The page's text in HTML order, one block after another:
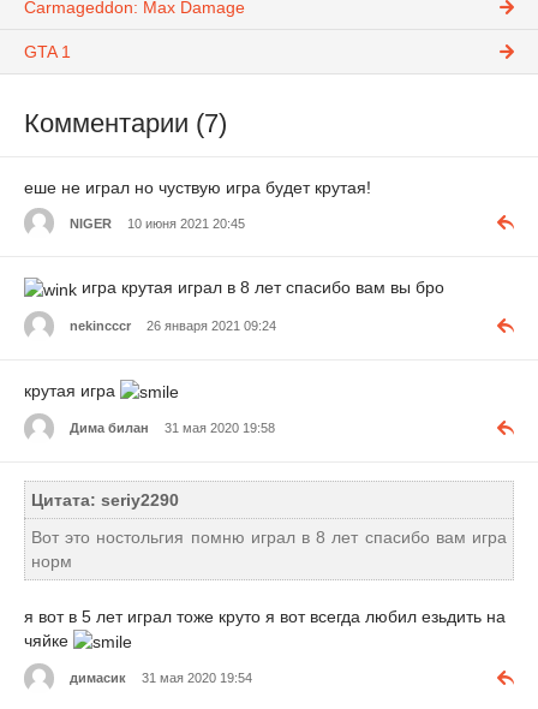
Carmageddon: Max Damage
GTA 1
Комментарии (7)
еше не играл но чуствую игра будет крутая!
NIGER 10 июня 2021 20:45
игра крутая играл в 8 лет спасибо вам вы бро
nekincccr 26 января 2021 09:24
крутая игра
Дима билан 31 мая 2020 19:58
Цитата: seriy2290
Вот это ностольгия помню играл в 8 лет спасибо вам игра
норм
я вот в 5 лет играл тоже круто я вот всегда любил езьдить на
чяйке
димасик 31 мая 2020 19:54